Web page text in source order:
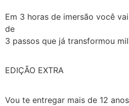
Em 3 horas de imersão você
de
3 passos que já transformou
EDIÇÃO EXTRA
Vou te entregar mais de 12